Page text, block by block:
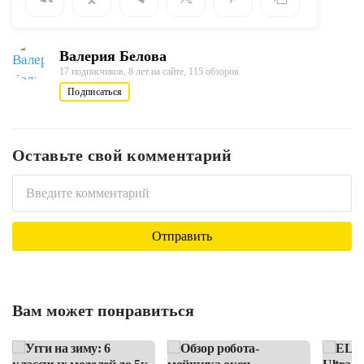
Валерия Белова
17 подписчиков, 8 лет на сайте, 115 обзоров
Подписаться
Оставьте свой комментарий
Вам может понравиться